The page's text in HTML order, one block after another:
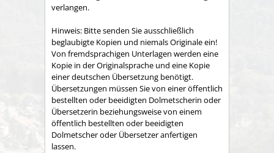
verlangen.
Hinweis: Bitte senden Sie ausschließlich
beglaubigte Kopien und niemals Originale ein!
Von fremdsprachigen Unterlagen werden eine
Kopie in der Originalsprache und eine Kopie
einer deutschen Übersetzung benötigt.
Übersetzungen müssen Sie von einer öffentlich
bestellten oder beeidigten Dolmetscherin oder
Übersetzerin beziehungsweise von einem
öffentlich bestellten oder beeidigten
Dolmetscher oder Übersetzer anfertigen
lassen.